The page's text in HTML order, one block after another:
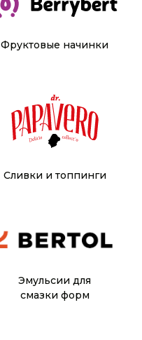
Фруктовые начинки
Сливки и топпинги
Эмульсии для
смазки форм